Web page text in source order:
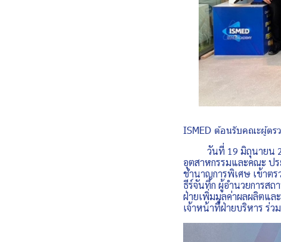
ISMED ต้อนรับคณะผู้ตร
วันที่ 19 มิถุนายน
อุตสาหกรรมและคณะ ปร
ชำนาญการพิเศษ เข้าต
ธีร์จันทึก ผู้อำนวยการส
ฝ่ายเพิ่มมูลค่าผลผลิตแล
เจ้าหน้าที่ฝ่ายบริหาร ร่ว